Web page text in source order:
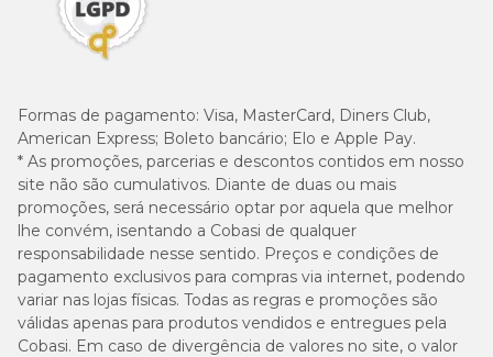
Formas de pagamento: Visa, MasterCard, Diners Club,
American Express; Boleto bancário; Elo e Apple Pay.
* As promoções, parcerias e descontos contidos em nosso
site não são cumulativos. Diante de duas ou mais
promoções, será necessário optar por aquela que melhor
lhe convém, isentando a Cobasi de qualquer
responsabilidade nesse sentido. Preços e condições de
pagamento exclusivos para compras via internet, podendo
variar nas lojas físicas. Todas as regras e promoções são
válidas apenas para produtos vendidos e entregues pela
Cobasi. Em caso de divergência de valores no site, o valor